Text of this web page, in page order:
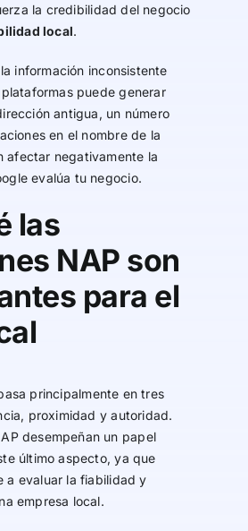
la credibilidad del negocio
local.
información inconsistente
puede generar
antigua, un número
en el nombre de la
afectar negativamente la
evalúa tu negocio.
las
NAP son
para el
principalmente en tres
proximidad y autoridad.
desempeñan un papel
último aspecto, ya que
a evaluar la fiabilidad y
empresa local.